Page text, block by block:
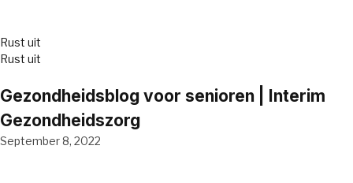
Rust uit
Rust uit
Gezondheidsblog voor senioren | Interim
Gezondheidszorg
September 8, 2022